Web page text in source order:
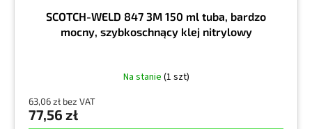
SCOTCH-WELD 847 3M 150 ml tuba, bardzo
mocny, szybkoschnący klej nitrylowy
Na stanie (1 szt)
63,06 zł bez VAT
77,56 zł